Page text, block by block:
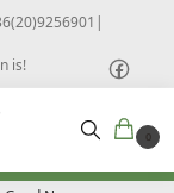
|
is!
0